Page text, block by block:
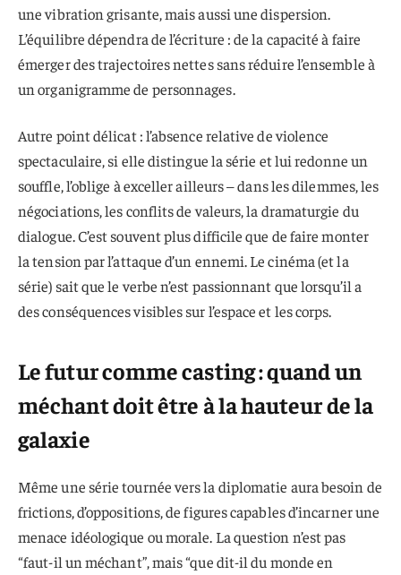
une vibration grisante, mais aussi une dispersion.
L’équilibre dépendra de l’écriture : de la capacité à faire
émerger des trajectoires nettes sans réduire l’ensemble à
un organigramme de personnages.
Autre point délicat : l’absence relative de violence
spectaculaire, si elle distingue la série et lui redonne un
souffle, l’oblige à exceller ailleurs – dans les dilemmes, les
négociations, les conflits de valeurs, la dramaturgie du
dialogue. C’est souvent plus difficile que de faire monter
la tension par l’attaque d’un ennemi. Le cinéma (et la
série) sait que le verbe n’est passionnant que lorsqu’il a
des conséquences visibles sur l’espace et les corps.
Le futur comme casting : quand un
méchant doit être à la hauteur de la
galaxie
Même une série tournée vers la diplomatie aura besoin de
frictions, d’oppositions, de figures capables d’incarner une
menace idéologique ou morale. La question n’est pas
“faut-il un méchant”, mais “que dit-il du monde en